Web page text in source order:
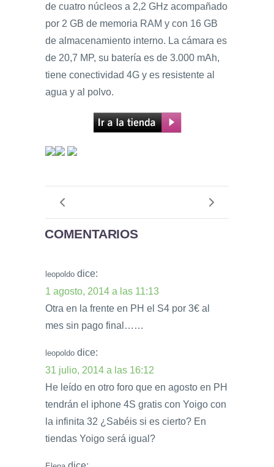
de cuatro núcleos a 2,2 GHz acompañado
por 2 GB de memoria RAM y con 16 GB
de almacenamiento interno. La cámara es
de 20,7 MP, su batería es de 3.000 mAh,
tiene conectividad 4G y es resistente al
agua y al polvo.
COMENTARIOS
leopoldo dice:
1 agosto, 2014 a las 11:13
Otra en la frente en PH el S4 por 3€ al
mes sin pago final……
leopoldo dice:
31 julio, 2014 a las 16:12
He leído en otro foro que en agosto en PH
tendrán el iphone 4S gratis con Yoigo con
la infinita 32 ¿Sabéis si es cierto? En
tiendas Yoigo será igual?